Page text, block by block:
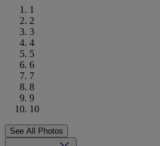
1
2
3
4
5
6
7
8
9
10
See All Photos